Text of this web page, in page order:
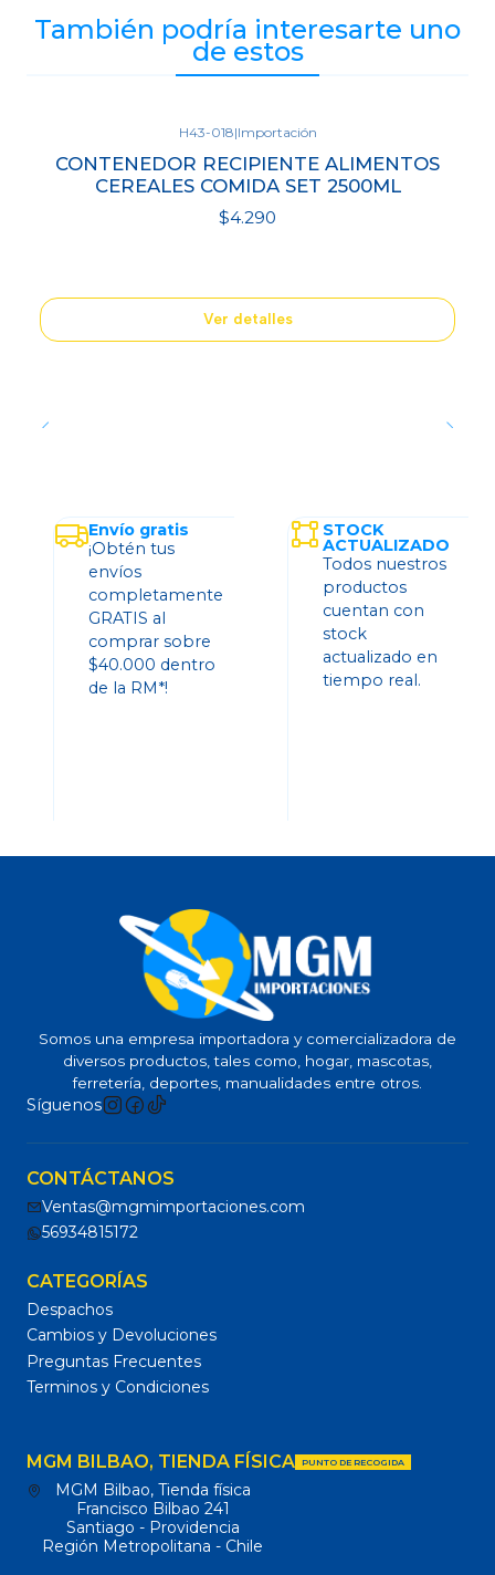
También podría interesarte uno
de estos
H43-018|Importación
CONTENEDOR RECIPIENTE ALIMENTOS
CEREALES COMIDA SET 2500ML
$4.290
Ver detalles
Envío gratis
¡Obtén tus
envíos
completamente
GRATIS al
comprar sobre
$40.000 dentro
de la RM*!
STOCK
ACTUALIZADO
Todos nuestros
productos
cuentan con
stock
actualizado en
tiempo real.
Somos una empresa importadora y comercializadora de
diversos productos, tales como, hogar, mascotas,
ferretería, deportes, manualidades entre otros.
Síguenos
CONTÁCTANOS
Ventas@mgmimportaciones.com
56934815172
CATEGORÍAS
Despachos
Cambios y Devoluciones
Preguntas Frecuentes
Terminos y Condiciones
MGM BILBAO, TIENDA FÍSICA PUNTO DE RECOGIDA
MGM Bilbao, Tienda física
Francisco Bilbao 241
Santiago - Providencia
Región Metropolitana - Chile